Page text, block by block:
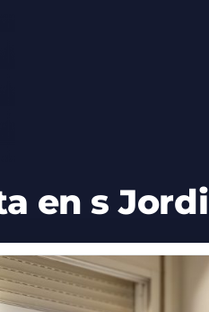
en s Jordi